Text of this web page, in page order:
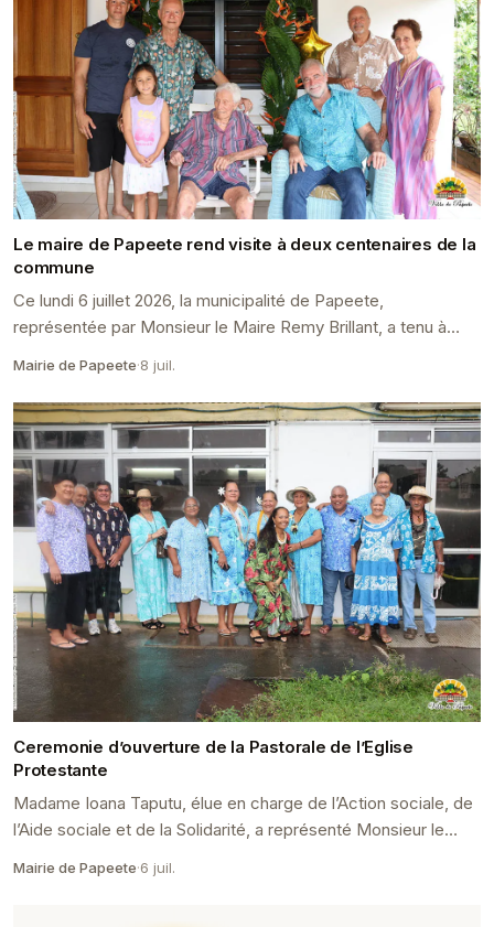
Le maire de Papeete rend visite à deux centenaires de la
commune
Ce lundi 6 juillet 2026, la municipalité de Papeete,
représentée par Monsieur le Maire Remy Brillant, a tenu à
Mairie de Papeete·8 juil.
Ceremonie d’ouverture de la Pastorale de l’Eglise
Protestante
Madame Ioana Taputu, élue en charge de l’Action sociale, de
l’Aide sociale et de la Solidarité, a représenté Monsieur le
Mairie de Papeete·6 juil.